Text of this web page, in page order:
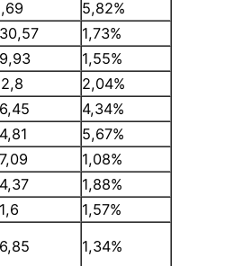
5,82%
1,73%
1,55%
2,04%
4,34%
5,67%
1,08%
1,88%
1,57%
1,34%